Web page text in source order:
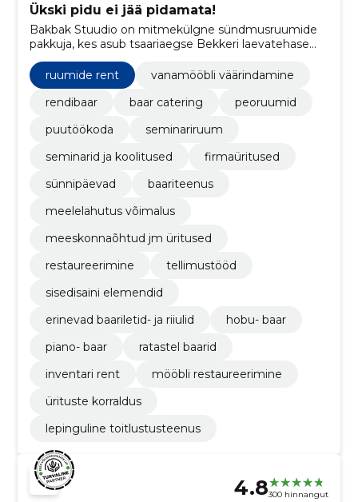
Ükski pidu ei jää pidamata!
Bakbak Stuudio on mitmekülgne sündmusruumide
pakkuja, kes asub tsaariaegse Bekkeri laevatehase
territooriumil.
ruumide rent
vanamööbli väärindamine
rendibaar
baar catering
peoruumid
puutöökoda
seminariruum
seminarid ja koolitused
firmaüritused
sünnipäevad
baariteenus
meelelahutus võimalus
meeskonnaõhtud jm üritused
restaureerimine
tellimustööd
sisedisaini elemendid
erinevad baariletid- ja riiulid
hobu- baar
piano- baar
ratastel baarid
inventari rent
mööbli restaureerimine
ürituste korraldus
lepinguline toitlustusteenus
4.8300 hinnangut